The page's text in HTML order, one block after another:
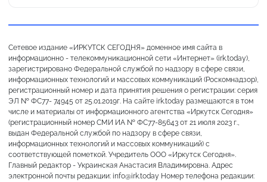
Сетевое издание «ИРКУТСК СЕГОДНЯ» доменное имя сайта в
информационно - телекоммуникационной сети «Интернет» (irk.today),
зарегистрировано Федеральной службой по надзору в сфере связи,
информационных технологий и массовых коммуникаций (Роскомнадзор),
регистрационный номер и дата принятия решения о регистрации: серия
ЭЛ № ФС77- 74945 от 25.01.2019г. На сайте irk.today размещаются в том
числе и материалы от информационного агентства «Иркутск Сегодня»
(регистрационный номер СМИ ИА № ФС77-85643 от 21 июля 2023 г.,
выдан Федеральной службой по надзору в сфере связи,
информационных технологий и массовых коммуникаций) с
соответствующей пометкой. Учредитель ООО «Иркутск Сегодня».
Главный редактор - Украинская Анастасия Владимировна. Адрес
электронной почты редакции: info@irk.today Номер телефона редакции: